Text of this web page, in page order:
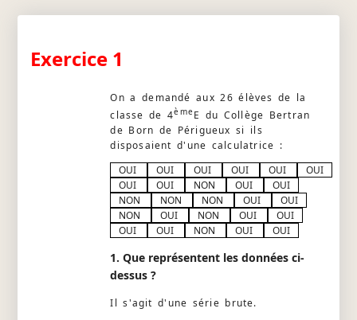
Exercice 1
On a demandé aux 26 élèves de la
classe de 4ème E du Collège Bertran
de Born de Périgueux si ils
disposaient d'une calculatrice :
OUI
OUI OUI OUI OUI
OUI
OUI
OUI NON OUI
OUI
NON
NON NON OUI
OUI
NON
OUI NON OUI
OUI
OUI
OUI NON OUI OUI
1. Que représentent les données ci-
dessus ?
Il s'agit d'une série brute.